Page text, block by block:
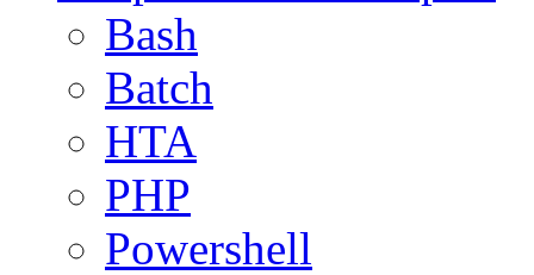
Bash
Batch
HTA
PHP
Powershell